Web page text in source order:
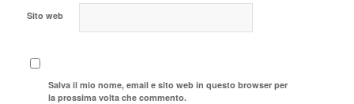
Sito web
Salva il mio nome, email e sito web in questo browser per
la prossima volta che commento.